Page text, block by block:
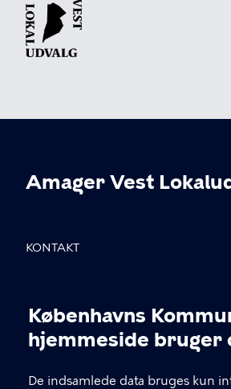
Københavns
hjemmeside bruger
De indsamlede data bruges kun
Amager Vest
KONTAKT
info@avlu.dk
21 51 39 35